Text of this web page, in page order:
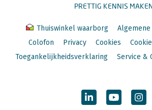
PRETTIG KENNIS
Thuiswinkel waarborg
Colofon
Privacy Cookies
Toegankelijkheidsverklaring
Service &